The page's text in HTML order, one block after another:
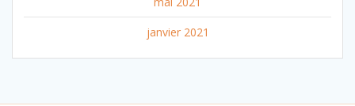
janvier 2021